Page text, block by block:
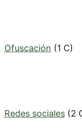
Ofuscación (1 C)
Redes sociales (2